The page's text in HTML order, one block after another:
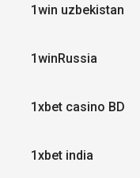
1win uzbekistan
1winRussia
1xbet casino BD
1xbet india